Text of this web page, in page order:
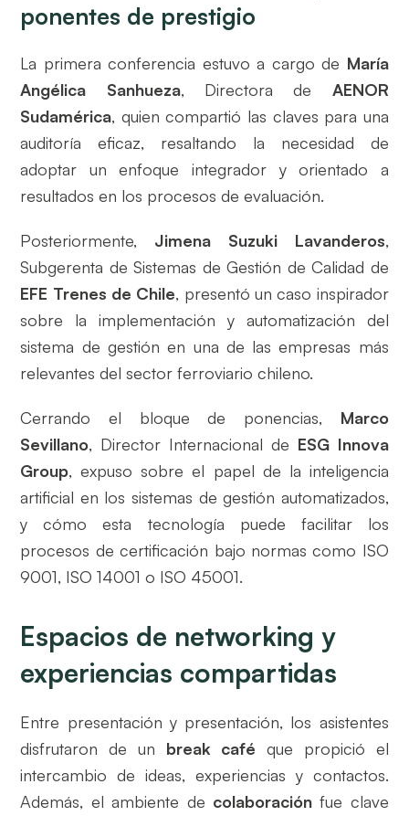
ponentes de prestigio
La primera conferencia estuvo a cargo de María
Angélica Sanhueza, Directora de AENOR
Sudamérica, quien compartió las claves para una
auditoría eficaz, resaltando la necesidad de
adoptar un enfoque integrador y orientado a
resultados en los procesos de evaluación.
Posteriormente, Jimena Suzuki Lavanderos,
Subgerenta de Sistemas de Gestión de Calidad de
EFE Trenes de Chile, presentó un caso inspirador
sobre la implementación y automatización del
sistema de gestión en una de las empresas más
relevantes del sector ferroviario chileno.
Cerrando el bloque de ponencias, Marco
Sevillano, Director Internacional de ESG Innova
Group, expuso sobre el papel de la inteligencia
artificial en los sistemas de gestión automatizados,
y cómo esta tecnología puede facilitar los
procesos de certificación bajo normas como ISO
9001, ISO 14001 o ISO 45001.
Espacios de networking y
experiencias compartidas
Entre presentación y presentación, los asistentes
disfrutaron de un break café que propició el
intercambio de ideas, experiencias y contactos.
Además, el ambiente de colaboraciónfue clave